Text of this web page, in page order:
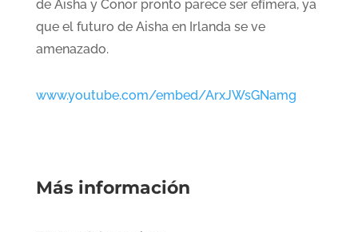
de Aisha y Conor pronto parece ser efímera, ya
que el futuro de Aisha en Irlanda se ve
amenazado.
www.youtube.com/embed/ArxJWsGNamg
Más información